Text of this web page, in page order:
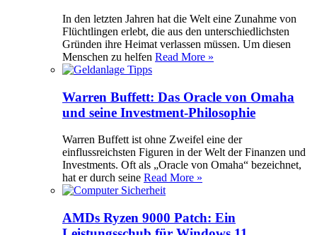
In den letzten Jahren hat die Welt eine Zunahme von
Flüchtlingen erlebt, die aus den unterschiedlichsten
Gründen ihre Heimat verlassen müssen. Um diesen
Menschen zu helfen Read More »
Warren Buffett: Das Oracle von Omaha
und seine Investment-Philosophie
Warren Buffett ist ohne Zweifel eine der
einflussreichsten Figuren in der Welt der Finanzen und
Investments. Oft als „Oracle von Omaha“ bezeichnet,
hat er durch seine Read More »
AMDs Ryzen 9000 Patch: Ein